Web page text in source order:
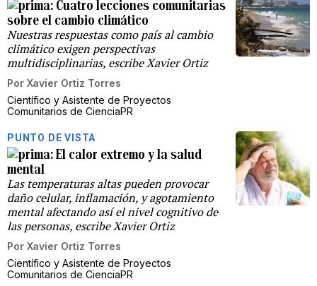
Cuatro lecciones comunitarias
sobre el cambio climático
Nuestras respuestas como país al cambio
climático exigen perspectivas
multidisciplinarias, escribe Xavier Ortiz
Por Xavier Ortiz Torres
Científico y Asistente de Proyectos
Comunitarios de CienciaPR
PUNTO DE VISTA
El calor extremo y la salud
mental
Las temperaturas altas pueden provocar
daño celular, inflamación, y agotamiento
mental afectando así el nivel cognitivo de
las personas, escribe Xavier Ortiz
Por Xavier Ortiz Torres
Científico y Asistente de Proyectos
Comunitarios de CienciaPR